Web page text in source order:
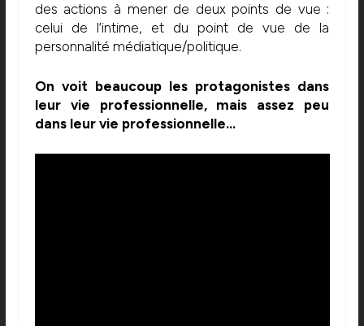
des actions à mener de deux points de vue :
celui de l’intime, et du point de vue de la
personnalité médiatique/politique.
On voit beaucoup les protagonistes dans
leur vie professionnelle, mais assez peu
dans leur vie professionnelle…